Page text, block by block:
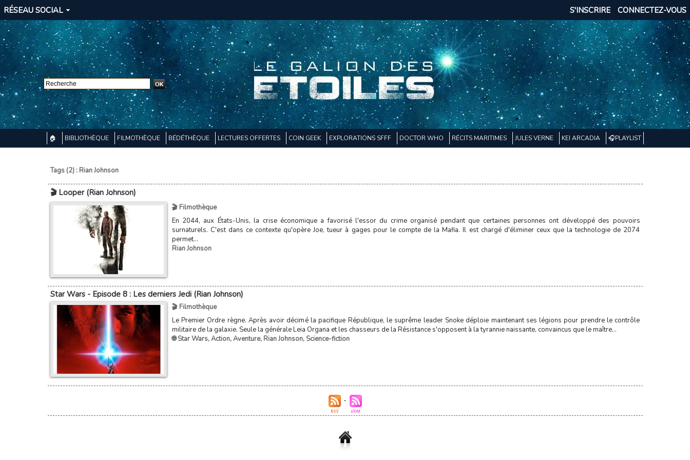
RÉSEAU SOCIAL CONNECTEZ-VOUS
S'INSCRIRE
🏠 BIBLIOTHÈQUE FILMOTHÈQUE BÉDÉTHÈQUE LECTURES OFFERTES COIN GEEK EXPLORATIONS SFFF DOCTOR WHO RÉCITS MARITIMES JULES VERNE KEI ARCADIA 🎧PLAYLIST
Tags (2) : Rian Johnson
🎬 Looper (Rian Johnson)
🎬 Filmothèque
En 2044, aux États-Unis, la crise économique a favorisé l'essor du crime organisé pendant que certaines personnes ont développé des pouvoirs
surnaturels. C'est dans ce contexte qu'opère Joe, tueur à gages pour le compte de la Mafia. Il est chargé d'éliminer ceux que la technologie de 2074
permet...
Rian Johnson
Star Wars - Episode 8 : Les derniers Jedi (Rian Johnson)
🎬 Filmothèque
Le Premier Ordre règne. Après avoir décimé la pacifique République, le suprême leader Snoke déploie maintenant ses légions pour prendre le contrôle
militaire de la galaxie. Seule la générale Leia Organa et les chasseurs de la Résistance s'opposent à la tyrannie naissante, convaincus que le maître...
🌐 Star Wars,Action,Aventure, Rian Johnson, Science-fiction